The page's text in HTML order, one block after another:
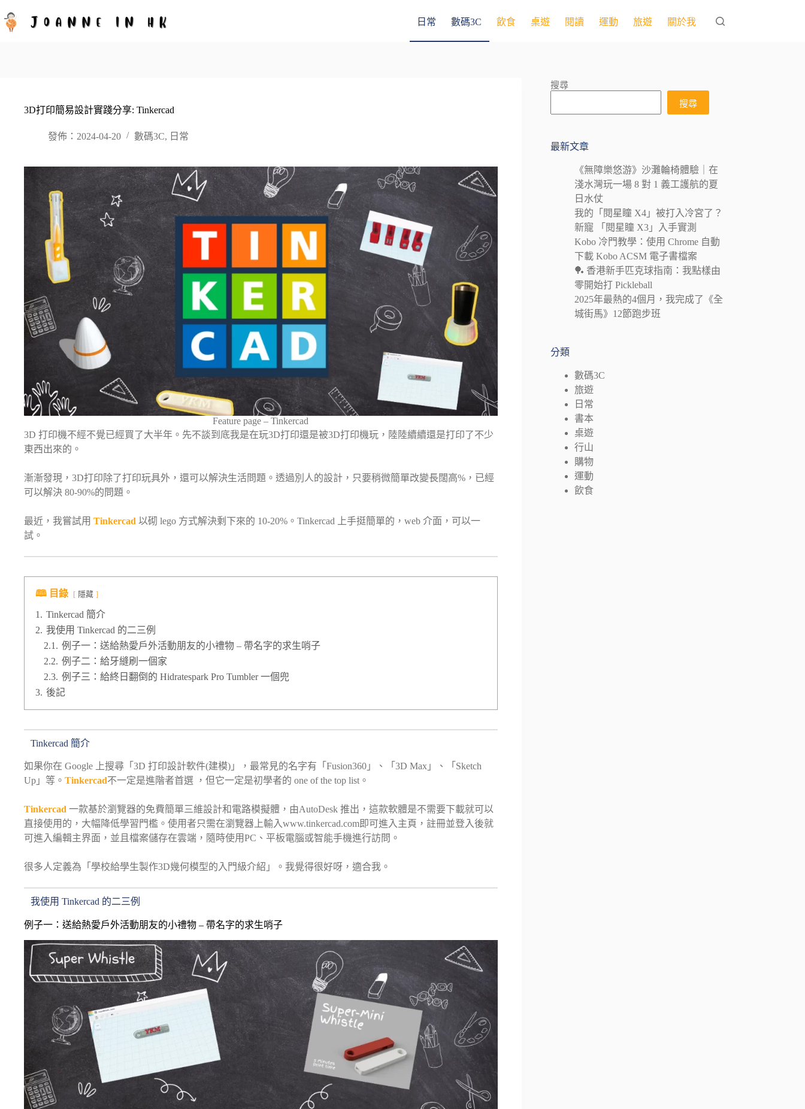
至
日常 數碼3C 飲食 桌遊 閱讀 運動 旅遊 關於我
3D打印簡易設計實踐分享: Tinkercad
發佈：2024-04-20 數碼3C, 日常
Feature page – Tinkercad
3D 打印機不經不覺已經買了大半年。先不談到底我是在玩3D打印還是被3D打印機玩，陸陸續續還是打印了不少
東西出來的。
漸漸發現，3D打印除了打印玩具外，還可以解決生活問題。透過別人的設計，只要稍微簡單改變長闊高%，已經
可以解決 80-90%的問題。
最近，我嘗試用 Tinkercad 以砌 lego 方式解決剩下來的 10-20%。Tinkercad 上手挺簡單的，web 介面，可以一
試。
🕮 目錄 隱藏
1. Tinkercad 簡介
2. 我使用 Tinkercad 的二三例
2.1. 例子一：送給熱愛戶外活動朋友的小禮物 – 帶名字的求生哨子
2.2. 例子二：給牙縫刷一個家
2.3. 例子三：給終日翻倒的 Hidratespark Pro Tumbler 一個兜
3. 後記
Tinkercad 簡介
如果你在 Google 上搜尋「3D 打印設計軟件(建模)」，最常見的名字有「Fusion360」、「3D Max」、「Sketch
Up」等。 Tinkercad不一定是進階者首選 ，但它一定是初學者的 one of the top list。
Tinkercad 一款基於瀏覽器的免費簡單三維設計和電路模擬體，由AutoDesk 推出，這款軟體是不需要下載就可以
直接使用的，大幅降低學習門檻。使用者只需在瀏覽器上輸入www.tinkercad.com即可進入主頁，註冊並登入後就
可進入編輯主界面，並且檔案儲存在雲端，隨時使用PC、平板電腦或智能手機進行訪問。
很多人定義為「學校給學生製作3D幾何模型的入門級介紹」。我覺得很好呀，適合我。
我使用 Tinkercad 的二三例
例子一：送給熱愛戶外活動朋友的小禮物 – 帶名字的求生哨子
搜尋
搜尋
最新文章
《無障樂悠游》沙灘輪椅體驗｜在
淺水灣玩一場 8 對 1 義工護航的夏
日水仗
我的「閱星瞳 X4」被打入冷宮了？
新寵 「閱星瞳 X3」入手實測
Kobo 冷門教學：使用 Chrome 自動
下載 Kobo ACSM 電子書檔案
🏓 香港新手匹克球指南：我點樣由
零開始打 Pickleball
2025年最熱的4個月，我完成了《全
城街馬》12節跑步班
分類
數碼3C
旅遊
日常
書本
桌遊
行山
購物
運動
飲食